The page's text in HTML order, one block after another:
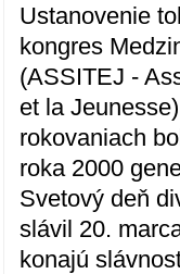
Ustanovenie
kongres
(ASSITEJ -
et la
rokovaniach
roka 2000
Svetový deň
slávil 20.
konajú